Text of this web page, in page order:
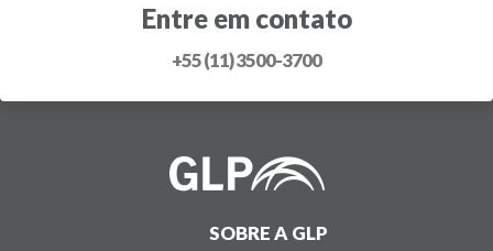
Entre em contato
+55 (11) 3500-3700
SOBRE A GLP